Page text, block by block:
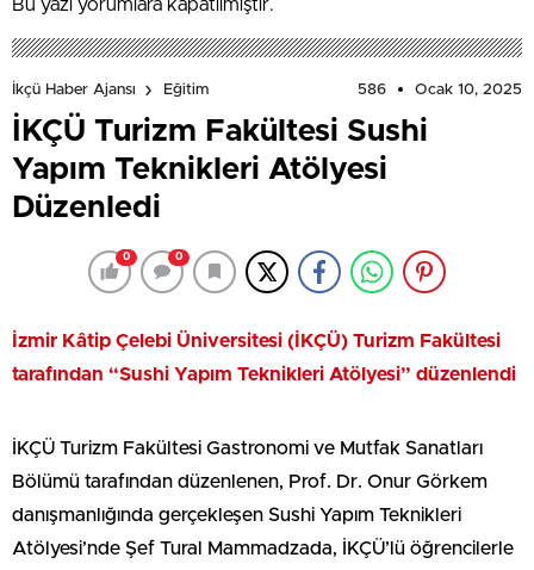
Bu yazı yorumlara kapatılmıştır.
İkçü Haber Ajansı Eğitim 586 Ocak 10, 2025
İKÇÜ Turizm Fakültesi Sushi
Yapım Teknikleri Atölyesi
Düzenledi
0 0
İzmir Kâtip Çelebi Üniversitesi (İKÇÜ) Turizm Fakültesi
tarafından “Sushi Yapım Teknikleri Atölyesi” düzenlendi
İKÇÜ Turizm Fakültesi Gastronomi ve Mutfak Sanatları
Bölümü tarafından düzenlenen, Prof. Dr. Onur Görkem
danışmanlığında gerçekleşen Sushi Yapım Teknikleri
Atölyesi’nde Şef Tural Mammadzada, İKÇÜ’lü öğrencilerle